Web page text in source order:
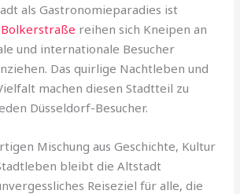
als Gastronomieparadies ist
Bolkerstraße reihen sich Kneipen an
und internationale Besucher
Das quirlige Nachtleben und
machen diesen Stadtteil zu
Düsseldorf-Besucher.
Mischung aus Geschichte, Kultur
bleibt die Altstadt
Reiseziel für alle, die